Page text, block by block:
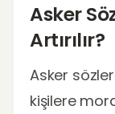
Asker
Artırılır?
Asker
kişilere